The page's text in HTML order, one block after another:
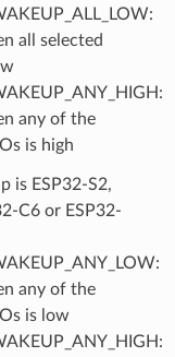
all selected
any of the
is high
is ESP32-S2,
C6 or ESP32-
any of the
is low